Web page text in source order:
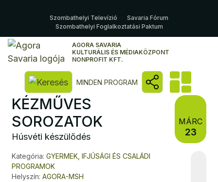
Szombathelyi Televízió
Savaria Fórum
Szombathelyi Foglalkoztatási Paktum
AGORA SAVARIA
KULTURÁLIS ÉS MÉDIAKÖZPONT
NONPROFIT KFT.
Kereső megnyitása
MINDEN PROGRAM
KÉZMŰVES
SOROZATOK
Húsvéti készülődés
MÁRC
23
Kategória: GYERMEK, IFJÚSÁGI ÉS CSALÁDI
PROGRAMOK
Helyszín: AGORA-MSH